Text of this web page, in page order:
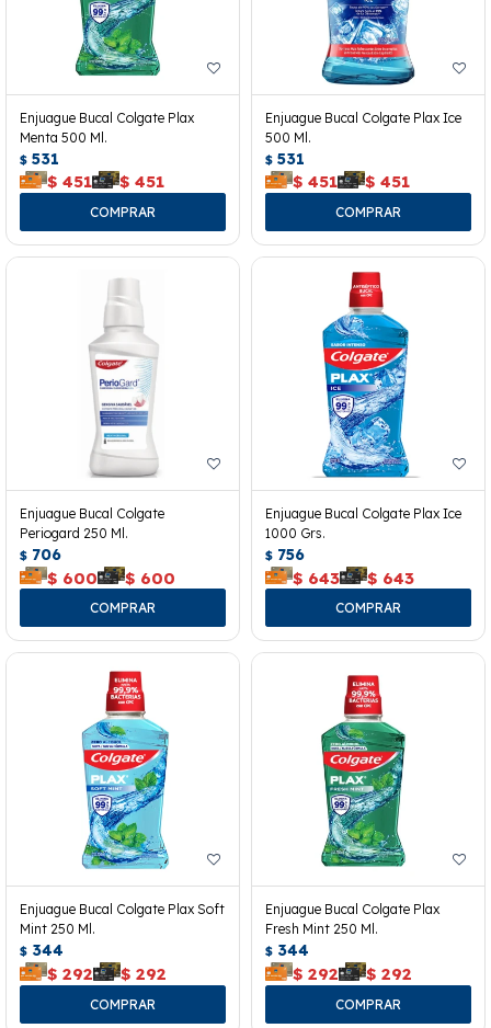
Enjuague Bucal Colgate Plax
Menta 500 Ml.
$ 531
$ 451 $ 451
Enjuague Bucal Colgate Plax Ice
500 Ml.
$ 531
$ 451 $ 451
Enjuague Bucal Colgate
Periogard 250 Ml.
$ 706
$ 600 $ 600
Enjuague Bucal Colgate Plax Ice
1000 Grs.
$ 756
$ 643 $ 643
Enjuague Bucal Colgate Plax Soft
Mint 250 Ml.
$ 344
$ 292 $ 292
Enjuague Bucal Colgate Plax
Fresh Mint 250 Ml.
$ 344
$ 292 $ 292